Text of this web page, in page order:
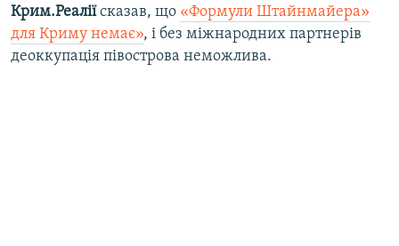
Крим.Реаліїсказав, що «Формули Штайнмайера»
для Криму немає», і без міжнародних партнерів
деоккупація півострова неможлива.